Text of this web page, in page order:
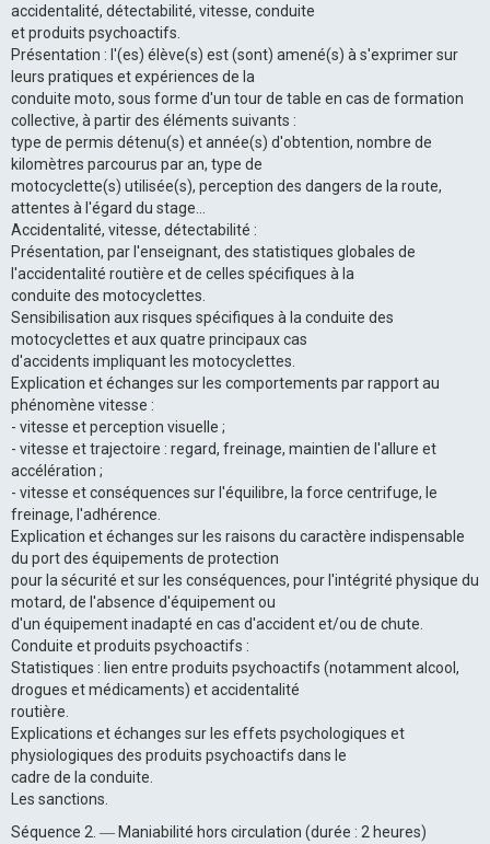
accidentalité, détectabilité, vitesse, conduite
et produits psychoactifs.
Présentation : l'(es) élève(s) est (sont) amené(s) à s'exprimer sur
leurs pratiques et expériences de la
conduite moto, sous forme d'un tour de table en cas de formation
collective, à partir des éléments suivants :
type de permis détenu(s) et année(s) d'obtention, nombre de
kilomètres parcourus par an, type de
motocyclette(s) utilisée(s), perception des dangers de la route,
attentes à l'égard du stage...
Accidentalité, vitesse, détectabilité :
Présentation, par l'enseignant, des statistiques globales de
l'accidentalité routière et de celles spécifiques à la
conduite des motocyclettes.
Sensibilisation aux risques spécifiques à la conduite des
motocyclettes et aux quatre principaux cas
d'accidents impliquant les motocyclettes.
Explication et échanges sur les comportements par rapport au
phénomène vitesse :
- vitesse et perception visuelle ;
- vitesse et trajectoire : regard, freinage, maintien de l'allure et
accélération ;
- vitesse et conséquences sur l'équilibre, la force centrifuge, le
freinage, l'adhérence.
Explication et échanges sur les raisons du caractère indispensable
du port des équipements de protection
pour la sécurité et sur les conséquences, pour l'intégrité physique du
motard, de l'absence d'équipement ou
d'un équipement inadapté en cas d'accident et/ou de chute.
Conduite et produits psychoactifs :
Statistiques : lien entre produits psychoactifs (notamment alcool,
drogues et médicaments) et accidentalité
routière.
Explications et échanges sur les effets psychologiques et
physiologiques des produits psychoactifs dans le
cadre de la conduite.
Les sanctions.
Séquence 2. ― Maniabilité hors circulation (durée : 2 heures)